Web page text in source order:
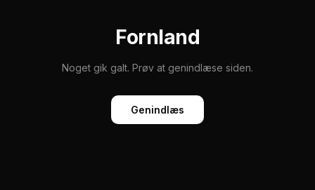
Fornland
Noget gik galt. Prøv at genindlæse siden.
Genindlæs